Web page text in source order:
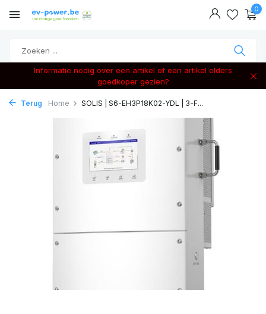
0
Informatie nodig over een artikel of een artikel elders
goedkoper gezien?
Terug Home SOLIS | S6-EH3P18K02-YDL | 3-F...